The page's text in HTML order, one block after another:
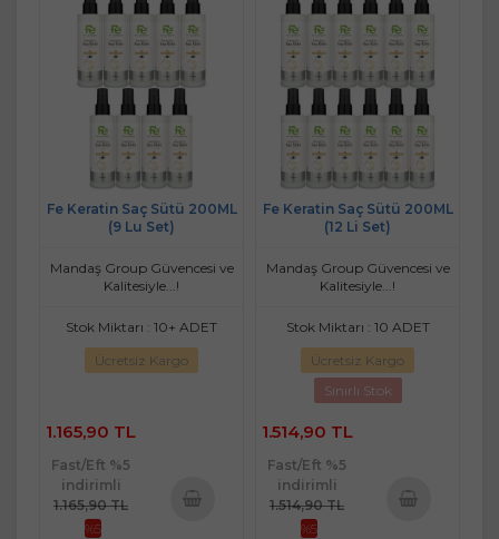
Fe Keratin Saç Sütü 200ML
(9 Lu Set)
Mandaş Group Güvencesi ve
Kalitesiyle...!
Stok Miktarı : 10+ ADET
Ücretsiz Kargo
1.165,90 TL
Fast/Eft %5
indirimli
1.165,90 TL
%5
Fe Keratin Saç Sütü 200ML
(12 Li Set)
Mandaş Group Güvencesi ve
Kalitesiyle...!
Stok Miktarı : 10 ADET
Ücretsiz Kargo
Sınırlı Stok
1.514,90 TL
Fast/Eft %5
indirimli
1.514,90 TL
%5